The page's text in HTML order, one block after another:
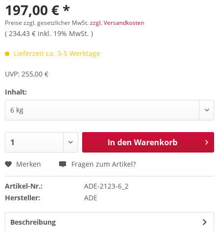
197,00 € *
Preise zzgl. gesetzlicher MwSt.zzgl. Versandkosten
( 234,43 € inkl. 19% MwSt. )
Lieferzeit ca. 3-5 Werktage
UVP: 255,00 €
Inhalt:
In den Warenkorb
Merken Fragen zum Artikel?
Artikel-Nr.:
ADE-2123-6_2
Hersteller:
ADE
Beschreibung